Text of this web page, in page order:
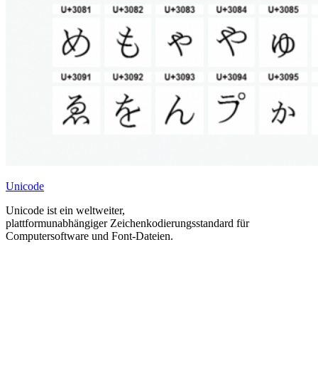
Unicode
Unicode ist ein weltweiter,
plattformunabhängiger Zeichenkodierungsstandard für
Computersoftware und Font-Dateien.